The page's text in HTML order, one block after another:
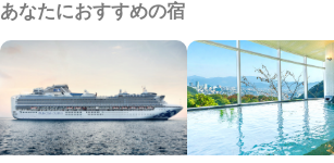
あなたにおすすめの宿